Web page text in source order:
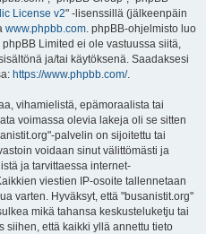
License v2" -lisenssillä (jälkeenpäin
www.phpbb.com. phpBB-ohjelmisto luo
Limited ei ole vastuussa siitä,
ja/tai käytöksenä. Saadaksesi
https://www.phpbb.com/.
vihamielistä, epämoraalista tai
voimassa olevia lakeja oli se sitten
palvelin on sijoitettu tai
voidaan sinut välittömästi ja
ja tarvittaessa internet-
viestien IP-osoite tallennetaan
varten. Hyväksyt, että "busanistit.org"
mikä tahansa keskusteluketju tai
siihen, että kaikki yllä annettu tieto